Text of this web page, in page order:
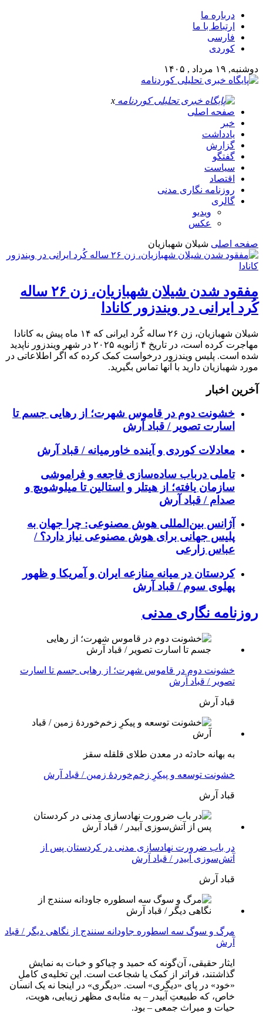
درباره ما
ارتباط با ما
فارسی
کوردی
دوشنبه, ۱۹ مرداد , ۱۴۰۵
x
صفحه اصلی
خبر
یادداشت
گزارش
گفتگو
سیاست
اقتصاد
روزنامه نگاری مدنی
گالری
ویدیو
عکس
صفحه اصلی شیلان شهبازیان
مفقود شدن شیلان شهبازیان، زن ۲۶ ساله
کُرد ایرانی در ویندزور کانادا
شیلان شهبازیان، زن ۲۶ ساله کُرد ایرانی که ۱۴ ماه پیش به کانادا
مهاجرت کرده است، در تاریخ ۴ ژانویه ۲۰۲۵ در شهر ویندزور ناپدید
شده است. پلیس ویندزور درخواست کمک کرده که اگر اطلاعاتی در
مورد شهبازیان دارید با آنها تماس بگیرید.
آخرین اخبار
خشونت دوم در قاموس شهرت؛ از رهایی جسم تا
اسارت تصویر / قباد آرش
معادلات کوردی و آینده خاورمیانه / قباد آرش
تاملی درباب سادەسازی فاجعە و فراموشی
سازمان یافتە؛ از هیتلر و استالین تا میلوشویچ و
صدام / قباد آرش
آژانس بین‌المللی هوش مصنوعی: چرا جهان به
پلیس جهانی برای هوش مصنوعی نیاز دارد؟ /
عباس زارعی
کردستان در میانه منازعە ایران و آمریکا و ظهور
پهلوی سوم / قباد آرش
روزنامه نگاری مدنی
خشونت دوم در قاموس شهرت؛ از رهایی جسم تا اسارت
تصویر / قباد آرش
قباد آرش
بە بهانه حادثە در معدن طلای قلقله سقز
خشونت توسعه و پیکرِ زخم‌خوردهٔ زمین / قباد آرش
قباد آرش
در باب ضرورت نهادسازی مدنی در کردستان پس از
آتش‌سوزی آبیدر / قباد آرش
قباد آرش
مرگ و سوگ سه اسطوره جاودانه سنندج از نگاهی دیگر / قباد
آرش
ایثار حقیقی، آن‌گونه که حمید و چیاکو و خبات به نمایش
گذاشتند، فراتر از کمک یا شجاعت است. این تخلیه‌ی کاملِ
«خود» در پای «دیگری» است. «دیگری» در اینجا نه یک انسان
خاص، که طبیعتِ آبیدر – به مثابه‌ی مظهر زیبایی، هویت،
حیات و میراث جمعی – بود.